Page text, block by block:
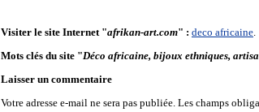
Visiter le site Internet "afrikan-art.com" : deco africaine.
Mots clés du site "Déco africaine, bijoux ethniques,
Laisser un commentaire
Votre adresse e-mail ne sera pas publiée. Les champs